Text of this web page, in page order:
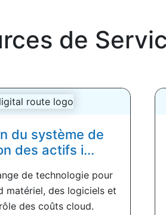
de
du système de
des actifs i...
de technologie pour
matériel, des logiciels et
des coûts cloud.